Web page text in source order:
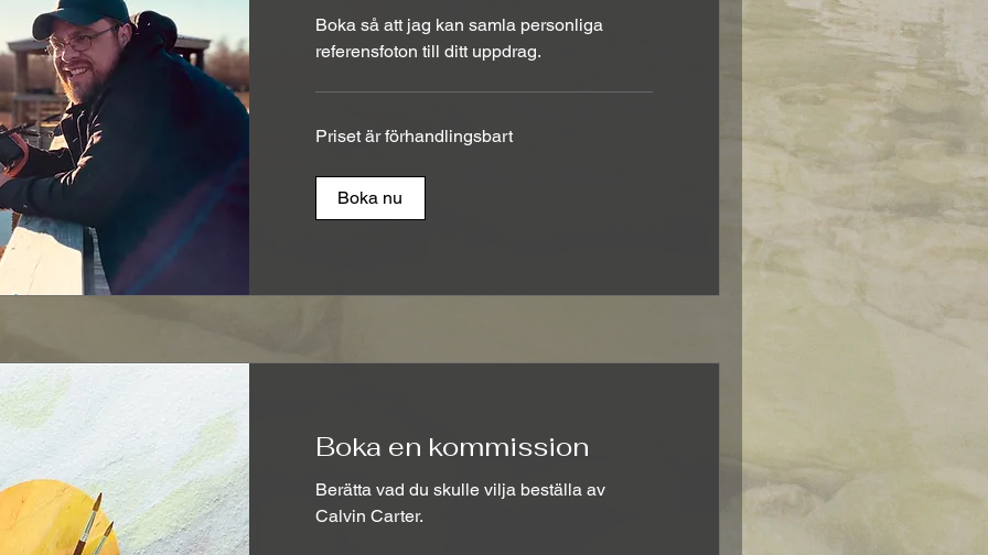
Boka så att jag kan samla personliga
referensfoton till ditt uppdrag.
är
Priset är förhandlingsbart
Boka nu
Boka en kommission
Berätta vad du skulle vilja beställa av
Calvin Carter.